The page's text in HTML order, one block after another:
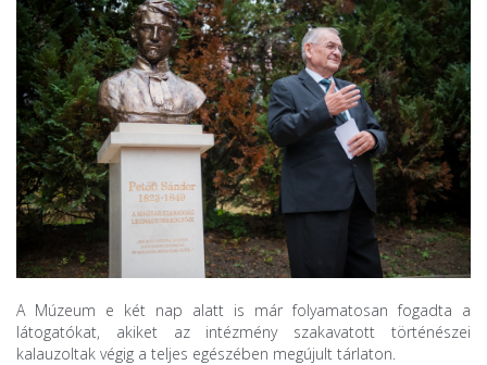
A Múzeum e két nap alatt is már folyamatosan fogadta a
látogatókat, akiket az intézmény szakavatott történészei
kalauzoltak végig a teljes egészében megújult tárlaton.